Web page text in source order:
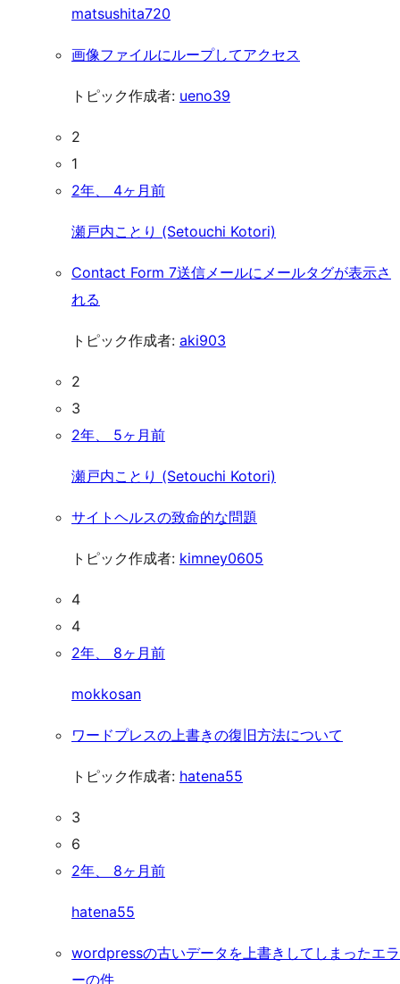
matsushita720
画像ファイルにループしてアクセス
トピック作成者: ueno39
2
1
2年、 4ヶ月前
瀬戸内ことり (Setouchi Kotori)
Contact Form 7送信メールにメールタグが表示さ
れる
トピック作成者: aki903
2
3
2年、 5ヶ月前
瀬戸内ことり (Setouchi Kotori)
サイトヘルスの致命的な問題
トピック作成者: kimney0605
4
4
2年、 8ヶ月前
mokkosan
ワードプレスの上書きの復旧方法について
トピック作成者: hatena55
3
6
2年、 8ヶ月前
hatena55
wordpressの古いデータを上書きしてしまったエラ
ーの件